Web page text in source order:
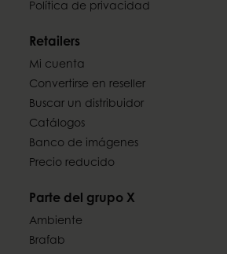
7332793169958
Política de privacidad
Retailers
Mi cuenta
Convertirse en reseller
Buscar un distribuidor
Catálogos
Banco de imágenes
Precio reducido
Parte del grupo X
Ambiente
Brafab